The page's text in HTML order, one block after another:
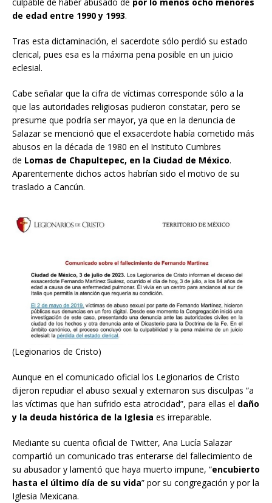
de edad entre 1990 y 1993.
Tras esta dictaminación, el sacerdote sólo perdió su estado
clerical, pues esa es la máxima pena posible en un juicio
eclesial.
Cabe señalar que la cifra de víctimas corresponde sólo a la
que las autoridades religiosas pudieron constatar, pero se
presume que podría ser mayor, ya que en la denuncia de
Salazar se mencionó que el exsacerdote había cometido más
abusos en la década de 1980 en el Instituto Cumbres
de Lomas de Chapultepec, en la Ciudad de México.
Aparentemente dichos actos habrían sido el motivo de su
traslado a Cancún.
(Legionarios de Cristo)
Aunque en el comunicado oficial los Legionarios de Cristo
dijeron repudiar el abuso sexual y externaron sus disculpas “a
las víctimas que han sufrido esta atrocidad”, para ellas el daño
y la deuda histórica de la Iglesia es irreparable.
Mediante su cuenta oficial de Twitter, Ana Lucía Salazar
compartió un comunicado tras enterarse del fallecimiento de
su abusador y lamentó que haya muerto impune, “encubierto
hasta el último día de su vida” por su congregación y por la
Iglesia Mexicana.